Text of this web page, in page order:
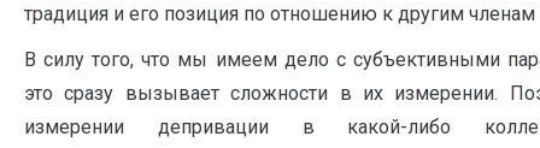
традиция и его позиция по отношению к другим членам
В силу того, что мы имеем дело с субъективными
это сразу вызывает сложности в их измерении.
измерении депривации в какой-либо